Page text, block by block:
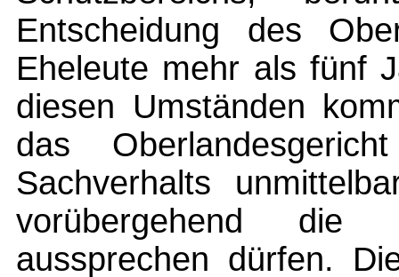
Entscheidung des
Eheleute mehr als fünf
diesen Umständen
das
Sachverhalts
vorübergehend die
aussprechen dürfen.